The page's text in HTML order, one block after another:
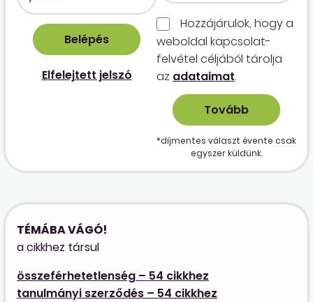
Elfelejtett jelszó
Hozzájárulok, hogy a
weboldal kapcso­lat­
felvétel céljából tárolja
az adataimat.
*díjmentes választ évente csak
egyszer küldünk.
TÉMÁBA VÁGÓ!
a cikkhez társul
összeférhetetlenség – 54 cikkhez
tanulmányi szerződés – 54 cikkhez